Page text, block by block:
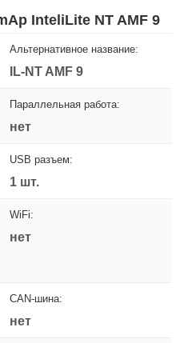
InteliLite NT AMF 9
Альтернативное название:
IL-NT AMF 9
Параллельная работа:
нет
USB разъем:
1 шт.
WiFi:
нет
CAN-шина:
нет